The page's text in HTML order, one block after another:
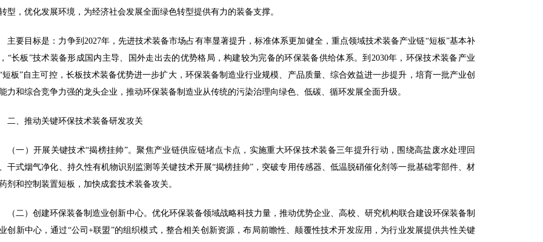
型，优化发展环境，为经济社会发展全面绿色转型提供有力的装备支撑。
主要目标是：力争到2027年，先进技术装备市场占有率显著提升，标准体系更加健全，重点领域技术装备产业链“短板”基本补
“长板”技术装备形成国内主导、国外走出去的优势格局，构建较为完备的环保装备供给体系。到2030年，环保技术装备产业
短板”自主可控，长板技术装备优势进一步扩大，环保装备制造业行业规模、产品质量、综合效益进一步提升，培育一批产业创
力和综合竞争力强的龙头企业，推动环保装备制造业从传统的污染治理向绿色、低碳、循环发展全面升级。
二、推动关键环保技术装备研发攻关
（一）开展关键技术“揭榜挂帅”。聚焦产业链供应链堵点卡点，实施重大环保技术装备三年提升行动，围绕高盐废水处理回
干式烟气净化、持久性有机物识别监测等关键技术开展“揭榜挂帅”，突破专用传感器、低温脱硝催化剂等一批基础零部件、材
剂和控制装置短板，加快成套技术装备攻关。
（二）创建环保装备制造业创新中心。优化环保装备领域战略科技力量，推动优势企业、高校、研究机构联合建设环保装备制
创新中心，通过“公司+联盟”的组织模式，整合相关创新资源，布局前瞻性、颠覆性技术开发应用，为行业发展提供共性关键